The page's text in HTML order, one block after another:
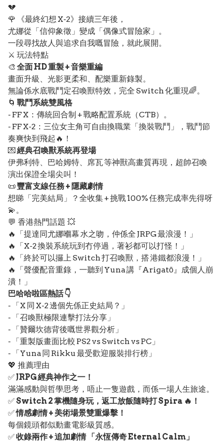
💔
🌹 《最終幻想 X‑2》接續三年後，
尤娜從「信仰象徵」變成「偶像式冒險家」。
一段尋找故人與追求自我嘅冒險，就此展開。
⚔️ 玩法特點
🎨 全面 HD 重製 + 音樂重編
畫面升級、光影更柔和、配樂重新錄製。
無論係水底戰鬥定召喚獸特效，完全 Switch 化重現🌈。
🌀 戰鬥系統雙風格
- FF X：傳統回合制 + 戰略配置系統（CTB）。
- FF X‑2：三位女主角可自由換職業「換裝戰鬥」，戰鬥節
奏爽快到飛起🔥！
💌經典召喚獸系統再登場
伊弗利特、巴哈姆特、席瓦 等神獸高畫質再現，超帥召喚
演出保證全場尖叫！
📜 豐富支線任務 + 隱藏劇情
想睇「完美結局」？全收集 + 挑戰 100% 任務完成率先得呀
💫。
💬 香港熱門話題 💥
🔥「提達同尤娜嗰幕 水之吻，仲係全 JRPG 最浪漫！」
🔥「X‑2 換裝系統玩到冇停過，著衫都可以打怪！」
🔥「終於可以攞上 Switch 打召喚獸，搭 港鐵都浪漫！」
🔥「聲優配音重錄，一聽到 Yuna 講『Arigatō』成個人崩
潰！」
巴哈哈啦區熱話 👇
- 「X 同 X‑2 邊個先係正史結局？」
- 「召喚獸極限連擊打法分享」
- 「贊爾坎德背後嘅世界觀分析」
- 「重製版畫面比較 PS2 vs Switch vs PC」
- 「Yuna 同 Rikku 最受歡迎服裝排行榜」
💖 推薦理由
✅ JRPG 經典神作之一！
滿滿感動與哲學思考，唔止一隻遊戲，而係一場人生旅途。
✅ Switch 2 掌機隨身玩，返工放飯隨時打 Spira 🔥！
✅情感劇情 + 美術場景雙重爆擊！
每個鏡頭都似動畫電影級質感。
✅收錄兩作 + 追加劇情 「永恆傳奇 Eternal Calm」